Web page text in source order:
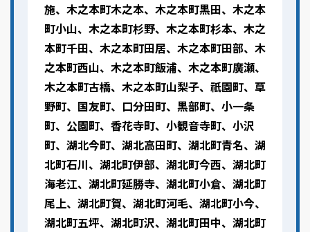
施、木之本町木之本、木之本町黒田、木之本
町小山、木之本町杉野、木之本町杉本、木之
本町千田、木之本町田居、木之本町田部、木
之本町西山、木之本町飯浦、木之本町廣瀬、
木之本町古橋、木之本町山梨子、祇園町、草
野町、国友町、口分田町、黒部町、小一条
町、公園町、香花寺町、小観音寺町、小沢
町、湖北今町、湖北高田町、湖北町青名、湖
北町石川、湖北町伊部、湖北町今西、湖北町
海老江、湖北町延勝寺、湖北町小倉、湖北町
尾上、湖北町賀、湖北町河毛、湖北町小今、
湖北町五坪、湖北町沢、湖北町田中、湖北町